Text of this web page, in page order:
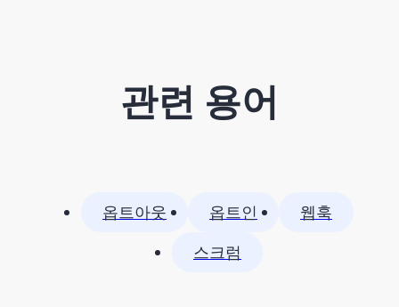
관련 용어
옵트아웃 옵트인
웹훅
스크럼